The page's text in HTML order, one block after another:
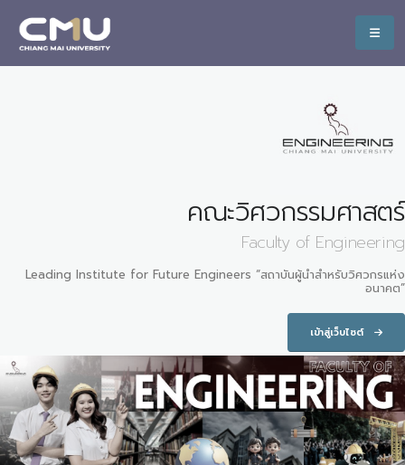
คณะวิศวกรรมศาสตร์
Faculty of Engineering
Leading Institute for Future Engineers “สถาบันผู้นำสำหรับวิศวกรแห่ง
อนาคต”
เข้าสู่เว็บไซต์